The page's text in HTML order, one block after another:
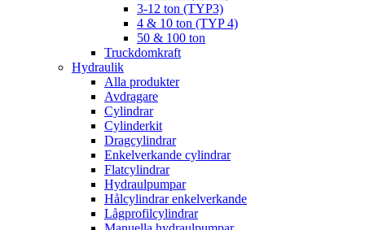
3-12 ton (TYP3)
4 & 10 ton (TYP 4)
50 & 100 ton
Truckdomkraft
Hydraulik
Alla produkter
Avdragare
Cylindrar
Cylinderkit
Dragcylindrar
Enkelverkande cylindrar
Flatcylindrar
Hydraulpumpar
Hålcylindrar enkelverkande
Lågprofilcylindrar